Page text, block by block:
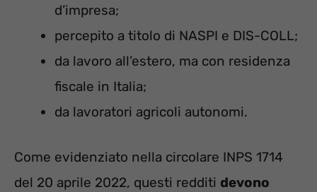
d’impresa;
percepito a titolo di NASPI e DIS-COLL;
da lavoro all’estero, ma con residenza
fiscale in Italia;
da lavoratori agricoli autonomi.
Come evidenziato nella circolare INPS 1714
del 20 aprile 2022, questi redditi devono